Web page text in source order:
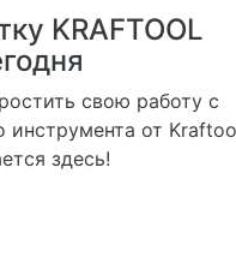
KRAFTOOL
свою работу с
от
здесь!